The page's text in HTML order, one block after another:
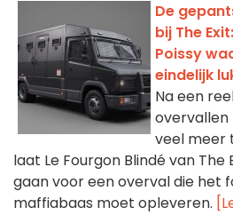
De
bij The
Poissy
eindelijk
Na een
overvallen
veel meer
laat Le Fourgon Blindé van The
gaan voor een overval die het
maffiabaas moet opleveren.